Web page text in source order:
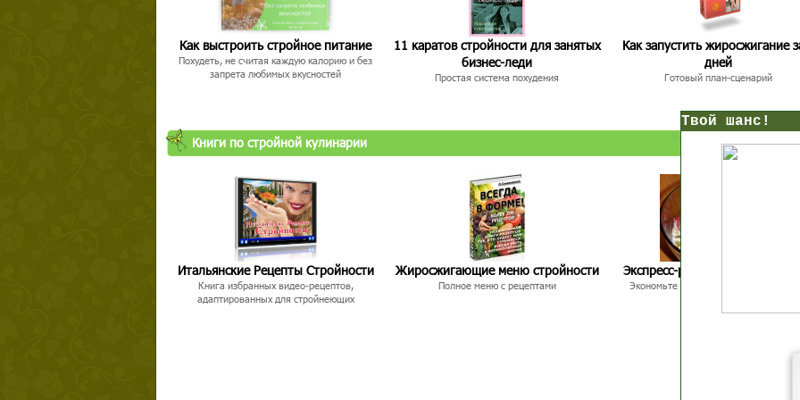
Как выстроить стройное питание
Похудеть, не считая каждую калорию и без
запрета любимых вкусностей
11 каратов стройности для занятых
бизнес-леди
Простая система похудения
Как запустить жиросжигание
дней
Готовый план-сценарий
Книги по стройной кулинарии
Итальянские Рецепты Стройности
Книга избранных видео-рецептов,
адаптированных для стройнеющих
Жиросжигающие меню стройности
Полное меню с рецептами
Экспресс-рецепты для
Экономьте время и Стройнейте
Прямо сейчас получи мои
7 уроков стройности
начни немедленно худеть
таблеток
Первый урок - через 5 минут в твоем почтовом